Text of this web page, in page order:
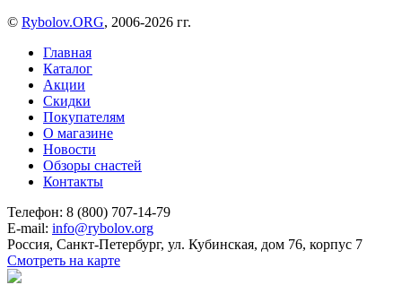
© Rybolov.ORG, 2006-2026 гг.
Главная
Каталог
Акции
Скидки
Покупателям
О магазине
Новости
Обзоры снастей
Контакты
Телефон: 8 (800) 707-14-79
E-mail: info@rybolov.org
Россия, Санкт-Петербург, ул. Кубинская, дом 76, корпус 7
Смотреть на карте